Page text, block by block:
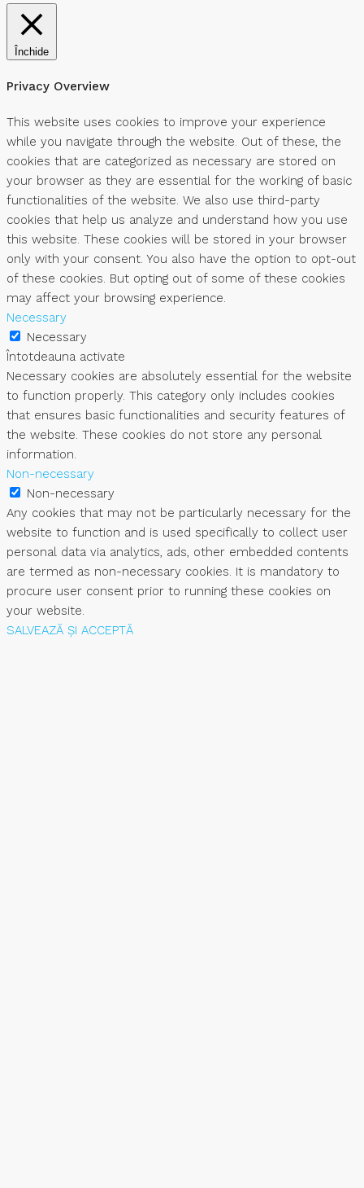
Închide
Privacy Overview
This website uses cookies to improve your experience
while you navigate through the website. Out of these, the
cookies that are categorized as necessary are stored on
your browser as they are essential for the working of basic
functionalities of the website. We also use third-party
cookies that help us analyze and understand how you use
this website. These cookies will be stored in your browser
only with your consent. You also have the option to opt-out
of these cookies. But opting out of some of these cookies
may affect your browsing experience.
Necessary
Necessary
Întotdeauna activate
Necessary cookies are absolutely essential for the website
to function properly. This category only includes cookies
that ensures basic functionalities and security features of
the website. These cookies do not store any personal
information.
Non-necessary
Non-necessary
Any cookies that may not be particularly necessary for the
website to function and is used specifically to collect user
personal data via analytics, ads, other embedded contents
are termed as non-necessary cookies. It is mandatory to
procure user consent prior to running these cookies on
your website.
SALVEAZĂ ȘI ACCEPTĂ